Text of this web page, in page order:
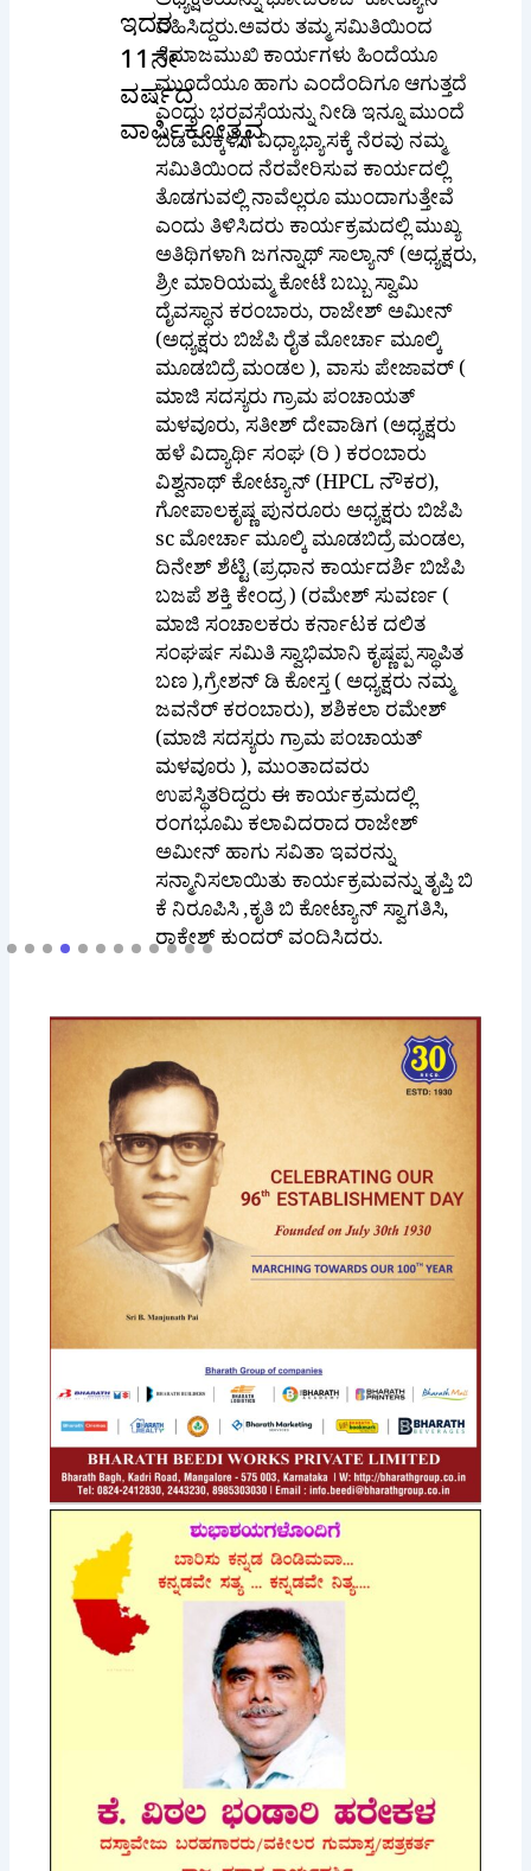
ಇದರ
11ನೇ
ವರ್ಷದ
ವಾರ್ಷಿಕೋತ್ಸವ
ವಹಿಸಿದ್ದರು.ಅವರು ತಮ್ಮ ಸಮಿತಿಯಿಂದ
ಸಮಾಜಮುಖಿ ಕಾರ್ಯಗಳು ಹಿಂದೆಯೂ
ಮುಂದೆಯೂ ಹಾಗು ಎಂದೆಂದಿಗೂ ಆಗುತ್ತದೆ
ಎಂದು ಭರವಸೆಯನ್ನು ನೀಡಿ ಇನ್ನೂ ಮುಂದೆ
ಬಡ ಮಕ್ಕಳಿಗೆ ವಿಧ್ಯಾಭ್ಯಾಸಕ್ಕೆ ನೆರವು ನಮ್ಮ
ಸಮಿತಿಯಿಂದ ನೆರವೇರಿಸುವ ಕಾರ್ಯದಲ್ಲಿ
ತೊಡಗುವಲ್ಲಿ ನಾವೆಲ್ಲರೂ ಮುಂದಾಗುತ್ತೇವೆ
ಎಂದು ತಿಳಿಸಿದರು ಕಾರ್ಯಕ್ರಮದಲ್ಲಿ ಮುಖ್ಯ
ಅತಿಥಿಗಳಾಗಿ ಜಗನ್ನಾಥ್ ಸಾಲ್ಯಾನ್ (ಅಧ್ಯಕ್ಷರು,
ಶ್ರೀ ಮಾರಿಯಮ್ಮ ಕೋಟೆ ಬಬ್ಬು ಸ್ವಾಮಿ
ದೈವಸ್ಥಾನ ಕರಂಬಾರು, ರಾಜೇಶ್ ಅಮೀನ್
(ಅಧ್ಯಕ್ಷರು ಬಿಜೆಪಿ ರೈತ ಮೋರ್ಚಾ ಮೂಲ್ಕಿ
ಮೂಡಬಿದ್ರೆ ಮಂಡಲ ), ವಾಸು ಪೇಜಾವರ್ (
ಮಾಜಿ ಸದಸ್ಯರು ಗ್ರಾಮ ಪಂಚಾಯತ್
ಮಳವೂರು, ಸತೀಶ್ ದೇವಾಡಿಗ (ಅಧ್ಯಕ್ಷರು
ಹಳೆ ವಿದ್ಯಾರ್ಥಿ ಸಂಘ (ರಿ ) ಕರಂಬಾರು
ವಿಶ್ವನಾಥ್ ಕೋಟ್ಯಾನ್ (HPCL ನೌಕರ),
ಗೋಪಾಲಕೃಷ್ಣ ಪುನರೂರು ಅಧ್ಯಕ್ಷರು ಬಿಜೆಪಿ
sc ಮೋರ್ಚಾ ಮೂಲ್ಕಿ ಮೂಡಬಿದ್ರೆ ಮಂಡಲ,
ದಿನೇಶ್ ಶೆಟ್ಟಿ (ಪ್ರಧಾನ ಕಾರ್ಯದರ್ಶಿ ಬಿಜೆಪಿ
ಬಜಪೆ ಶಕ್ತಿ ಕೇಂದ್ರ ) (ರಮೇಶ್ ಸುವರ್ಣ (
ಮಾಜಿ ಸಂಚಾಲಕರು ಕರ್ನಾಟಕ ದಲಿತ
ಸಂಘರ್ಷ ಸಮಿತಿ ಸ್ವಾಭಿಮಾನಿ ಕೃಷ್ಣಪ್ಪ ಸ್ಥಾಪಿತ
ಬಣ ),ಗ್ರೇಶನ್ ಡಿ ಕೋಸ್ತ ( ಅಧ್ಯಕ್ಷರು ನಮ್ಮ
ಜವನೆರ್ ಕರಂಬಾರು), ಶಶಿಕಲಾ ರಮೇಶ್
(ಮಾಜಿ ಸದಸ್ಯರು ಗ್ರಾಮ ಪಂಚಾಯತ್
ಮಳವೂರು ), ಮುಂತಾದವರು
ಉಪಸ್ಥಿತರಿದ್ದರು ಈ ಕಾರ್ಯಕ್ರಮದಲ್ಲಿ
ರಂಗಭೂಮಿ ಕಲಾವಿದರಾದ ರಾಜೇಶ್
ಅಮೀನ್ ಹಾಗು ಸವಿತಾ ಇವರನ್ನು
ಸನ್ಮಾನಿಸಲಾಯಿತು ಕಾರ್ಯಕ್ರಮವನ್ನು ತೃಪ್ತಿ ಬಿ
ಕೆ ನಿರೂಪಿಸಿ ,ಕೃತಿ ಬಿ ಕೋಟ್ಯಾನ್ ಸ್ವಾಗತಿಸಿ,
ರಾಕೇಶ್ ಕುಂದರ್ ವಂದಿಸಿದರು.